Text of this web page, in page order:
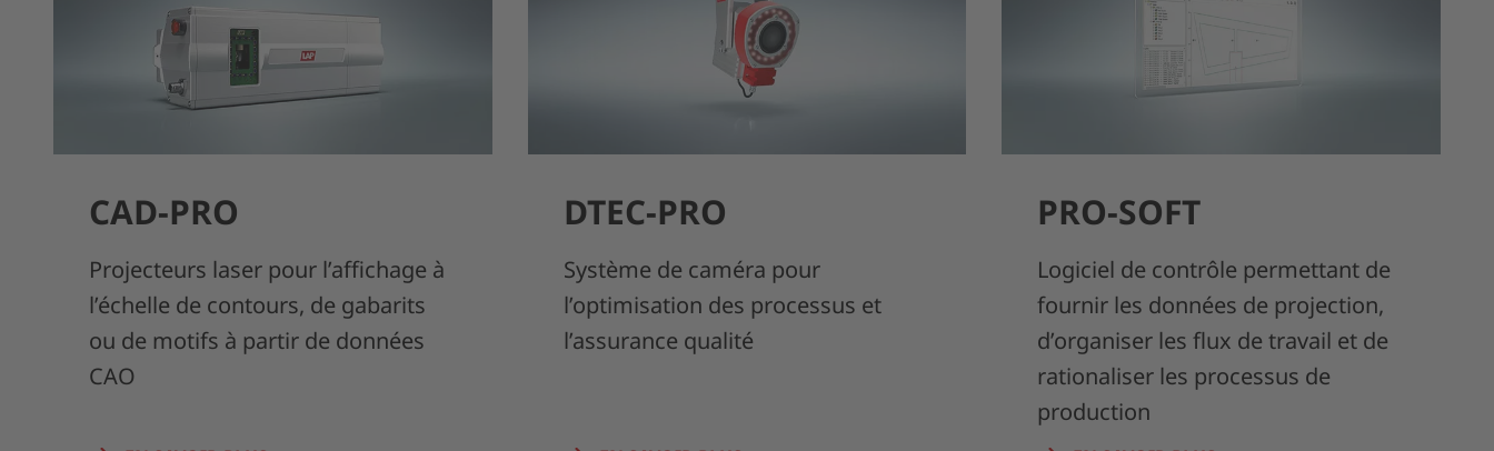
CAD-PRO
Projecteurs laser pour l’affichage à
l’échelle de contours, de gabarits
ou de motifs à partir de données
CAO
DTEC-PRO
Système de caméra pour
l’optimisation des processus et
l’assurance qualité
PRO-SOFT
Logiciel de contrôle permettant de
fournir les données de projection,
d’organiser les flux de travail et de
rationaliser les processus de
production